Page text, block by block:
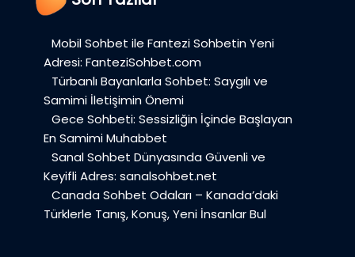
Mobil Sohbet ile Fantezi Sohbetin Yeni
Adresi: FanteziSohbet.com
Türbanlı Bayanlarla Sohbet: Saygılı ve
Samimi İletişimin Önemi
Gece Sohbeti: Sessizliğin İçinde Başlayan
En Samimi Muhabbet
Sanal Sohbet Dünyasında Güvenli ve
Keyifli Adres: sanalsohbet.net
Canada Sohbet Odaları – Kanada’daki
Türklerle Tanış, Konuş, Yeni İnsanlar Bul